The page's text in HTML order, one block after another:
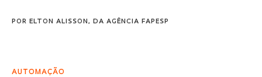
POR ELTON ALISSON, DA AGÊNCIA FAPESP
AUTOMAÇÃO